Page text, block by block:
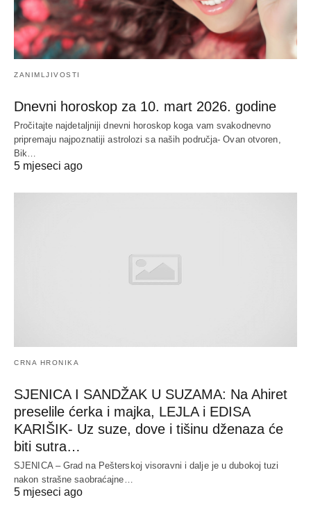
ZANIMLJIVOSTI
Dnevni horoskop za 10. mart 2026. godine
Pročitajte najdetaljniji dnevni horoskop koga vam svakodnevno
pripremaju najpoznatiji astrolozi sa naših područja- Ovan otvoren,
Bik…
5 mjeseci ago
CRNA HRONIKA
SJENICA I SANDŽAK U SUZAMA: Na Ahiret
preselile ćerka i majka, LEJLA i EDISA
KARIŠIK- Uz suze, dove i tišinu dženaza će
biti sutra…
SJENICA – Grad na Pešterskoj visoravni i dalje je u dubokoj tuzi
nakon strašne saobraćajne…
5 mjeseci ago